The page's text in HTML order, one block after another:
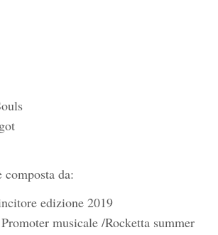
da:
edizione 2019
musicale /Rocketta summer